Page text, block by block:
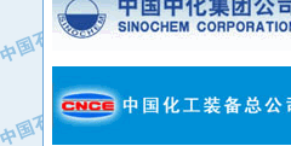
·上海赛科石油化工有限责任公司
·河北卓唯钢管制造有限公司
·上海高桥石化
·中国石化扬子石油化工股份有限公司
·中国石化上海石油化工股份有限公司